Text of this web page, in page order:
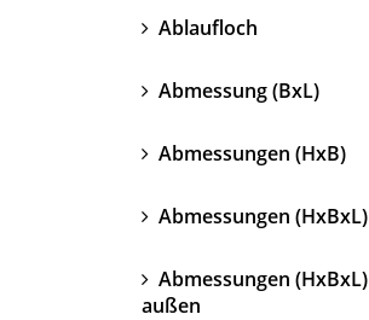
Ablaufloch
Abmessung (BxL)
Abmessungen (HxB)
Abmessungen (HxBxL)
Abmessungen (HxBxL)
außen